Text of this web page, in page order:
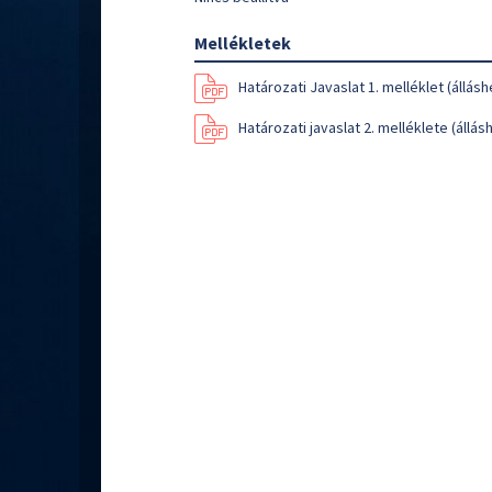
Mellékletek
Határozati Javaslat 1. melléklet
Határozati javaslat 2. melléklete